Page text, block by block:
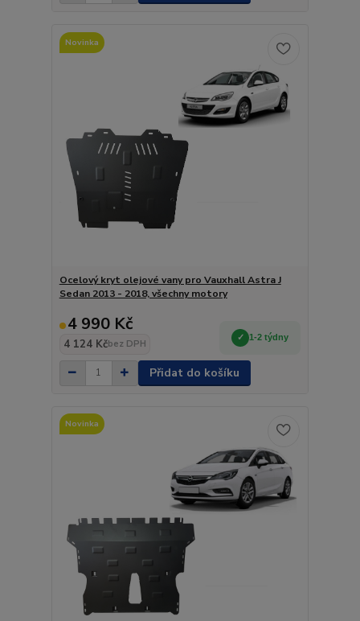
Novinka
Ocelový kryt olejové vany pro Vauxhall Astra J
Sedan 2013 - 2018, všechny motory
4 990 Kč
4 124 Kčbez DPH
1-2 týdny
Přidat do košíku
Novinka